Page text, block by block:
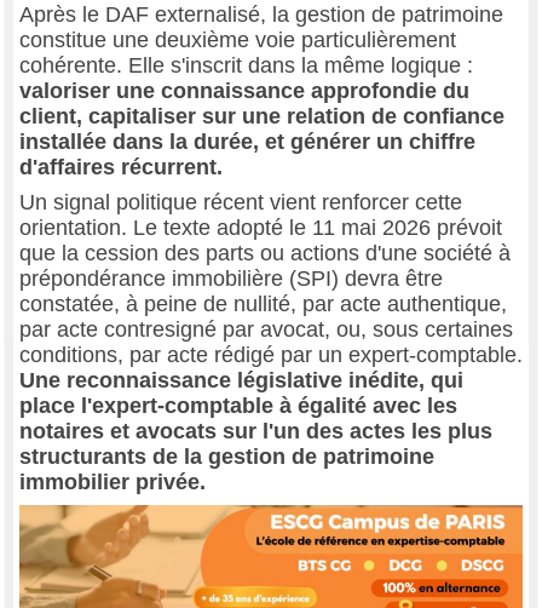
Après le DAF externalisé, la gestion de patrimoine
constitue une deuxième voie particulièrement
cohérente. Elle s'inscrit dans la même logique :
valoriser une connaissance approfondie du
client, capitaliser sur une relation de confiance
installée dans la durée, et générer un chiffre
d'affaires récurrent.
Un signal politique récent vient renforcer cette
orientation. Le texte adopté le 11 mai 2026 prévoit
que la cession des parts ou actions d'une société à
prépondérance immobilière (SPI) devra être
constatée, à peine de nullité, par acte authentique,
par acte contresigné par avocat, ou, sous certaines
conditions, par acte rédigé par un expert-comptable.
Une reconnaissance législative inédite, qui
place l'expert-comptable à égalité avec les
notaires et avocats sur l'un des actes les plus
structurants de la gestion de patrimoine
immobilier privée.